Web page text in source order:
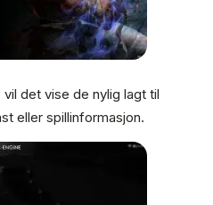
det vise de nylig lagt til
eller spillinformasjon.